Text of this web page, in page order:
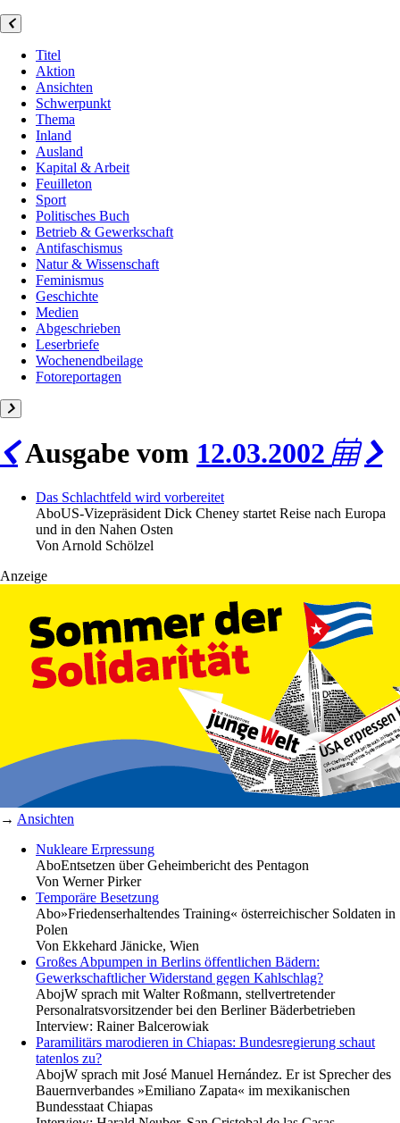
Titel
Aktion
Ansichten
Schwerpunkt
Thema
Inland
Ausland
Kapital & Arbeit
Feuilleton
Sport
Politisches Buch
Betrieb & Gewerkschaft
Antifaschismus
Natur & Wissenschaft
Feminismus
Geschichte
Medien
Abgeschrieben
Leserbriefe
Wochenendbeilage
Fotoreportagen
Ausgabe vom 12.03.2002
Das Schlachtfeld wird vorbereitet
AboUS-Vizepräsident Dick Cheney startet Reise nach Europa
und in den Nahen Osten
Von Arnold Schölzel
Anzeige
→ Ansichten
Nukleare Erpressung
AboEntsetzen über Geheimbericht des Pentagon
Von Werner Pirker
Temporäre Besetzung
Abo»Friedenserhaltendes Training« österreichischer Soldaten in
Polen
Von Ekkehard Jänicke, Wien
Großes Abpumpen in Berlins öffentlichen Bädern:
Gewerkschaftlicher Widerstand gegen Kahlschlag?
AbojW sprach mit Walter Roßmann, stellvertretender
Personalratsvorsitzender bei den Berliner Bäderbetrieben
Interview: Rainer Balcerowiak
Paramilitärs marodieren in Chiapas: Bundesregierung schaut
tatenlos zu?
AbojW sprach mit José Manuel Hernández. Er ist Sprecher des
Bauernverbandes »Emiliano Zapata« im mexikanischen
Bundesstaat Chiapas